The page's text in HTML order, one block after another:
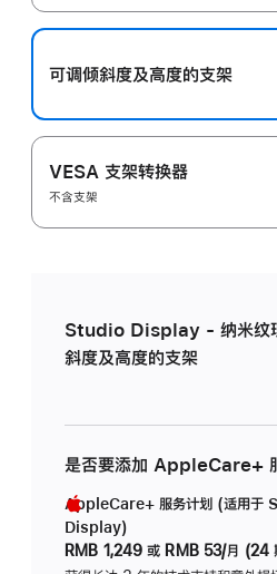
可调倾斜度及高‍度的支‍架
VESA 支架转换器
不含支架
Studio Display - 纳米纹
斜度及高度的支架
是否要添加 AppleCare+
AppleCare+ 服务计划 (适用于
Display)
RMB 1,249 或 RMB 53/月 (24